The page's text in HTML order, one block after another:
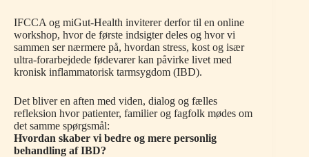
IFCCA og miGut-Health inviterer derfor til en online
workshop, hvor de første indsigter deles og hvor vi
sammen ser nærmere på, hvordan stress, kost og især
ultra-forarbejdede fødevarer kan påvirke livet med
kronisk inflammatorisk tarmsygdom (IBD).
Det bliver en aften med viden, dialog og fælles
refleksion hvor patienter, familier og fagfolk mødes om
det samme spørgsmål:
Hvordan skaber vi bedre og mere personlig
behandling af IBD?